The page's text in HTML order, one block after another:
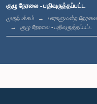
குழு நேரலை - பதிவுருத்தப்பட்ட
முதற்பக்கம்
பாராளுமன்ற நேரலை
குழு நேரலை - பதிவுருத்தப்பட்ட